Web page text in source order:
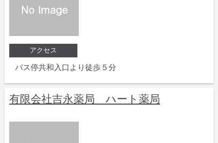
アクセス
バス停共和入口より徒歩５分
有限会社吉永薬局 ハート薬局